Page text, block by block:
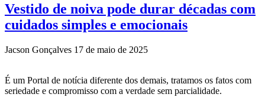
Vestido de noiva pode durar décadas com
cuidados simples e emocionais
Jacson Gonçalves 17 de maio de 2025
É um Portal de notícia diferente dos demais, tratamos os fatos com
seriedade e compromisso com a verdade sem parcialidade.